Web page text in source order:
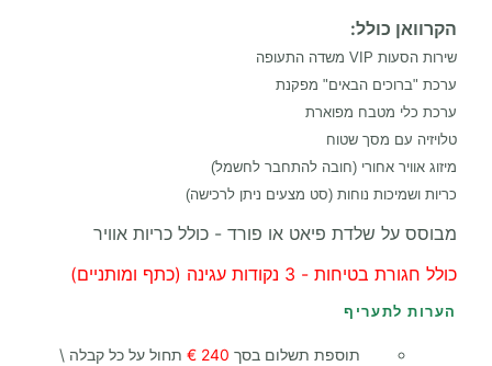
הקרוואן כולל:
שירות הסעות VIP משדה התעופה
ערכת "ברוכים הבאים" מפקנת
ערכת כלי מטבח מפוארת
טלויזיה עם מסך שטוח
מיזוג אוויר אחורי (חובה להתחבר לחשמל)
כריות ושמיכות נוחות (סט מצעים ניתן לרכישה)
מבוסס על שלדת פיאט או פורד - כולל כריות אוויר
כולל חגורת בטיחות - 3 נקודות עגינה (כתף ומותניים)
הערות לתעריף
תוספת תשלום בסך 240 €
תחול על כל קבלה \